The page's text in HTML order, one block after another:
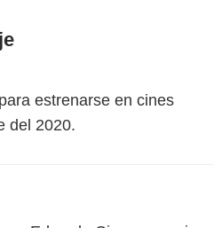
estrenarse en cines
del 2020.